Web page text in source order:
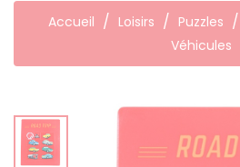
Accueil Loisirs Puzzles
Véhicules